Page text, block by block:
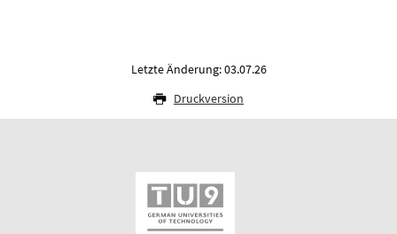
Letzte Änderung: 03.07.26
Druckversion